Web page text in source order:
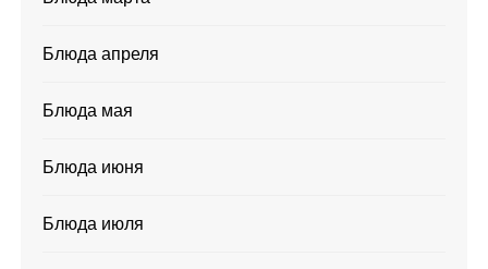
Блюда апреля
Блюда мая
Блюда июня
Блюда июля